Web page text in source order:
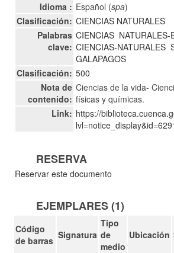
Idioma : Español (spa)
Clasificación: CIENCIAS NATURALES
Palabras
clave:
CIENCIAS NATURALES-
CIENCIAS-NATURALES
GALAPAGOS
Clasificación: 500
Nota de
contenido:
Ciencias de la vida-
físicas y químicas.
Link: https://
RESERVA
Reservar este documento
EJEMPLARES (1)
Código
de barras Signatura
Tipo
de
medio
Ubicación